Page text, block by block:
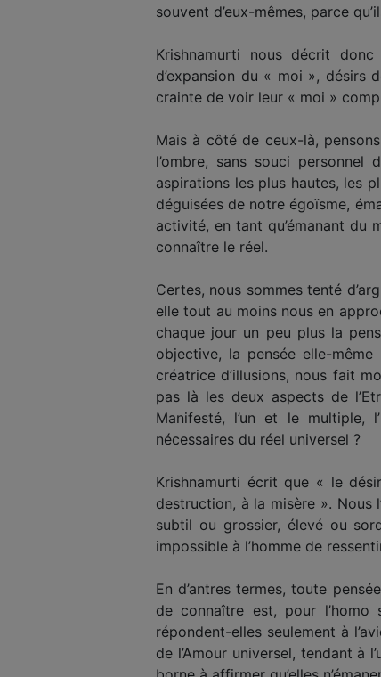
souvent d’eux-mêmes, parce
Krishnamurti nous décrit
d’expansion du « moi », désirs
crainte de voir leur « moi »
Mais à côté de ceux-là,
l’ombre, sans souci
aspirations les plus hautes, les
déguisées de notre égoïsme,
activité, en tant qu’émanant du
connaître le réel.
Certes, nous sommes tenté
elle tout au moins nous en
chaque jour un peu plus la
objective, la pensée elle-
créatrice d’illusions, nous fait
pas là les deux aspects de
Manifesté, l’un et le multiple,
nécessaires du réel universel ?
Krishnamurti écrit que « le
destruction, à la misère ». Nous
subtil ou grossier, élevé ou
impossible à l’homme de
En d’antres termes, toute
de connaître est, pour l’homo
répondent-elles seulement à
de l’Amour universel, tendant à